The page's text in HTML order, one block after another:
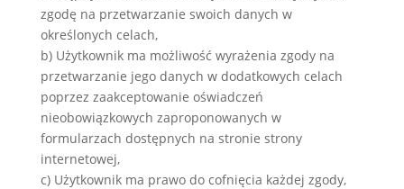
zgodę na przetwarzanie swoich danych w
określonych celach,
b) Użytkownik ma możliwość wyrażenia zgody na
przetwarzanie jego danych w dodatkowych celach
poprzez zaakceptowanie oświadczeń
nieobowiązkowych zaproponowanych w
formularzach dostępnych na stronie strony
internetowej,
c) Użytkownik ma prawo do cofnięcia każdej zgody,